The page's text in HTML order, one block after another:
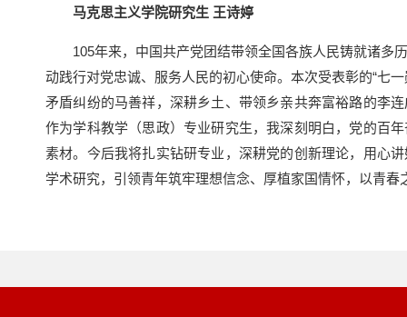
马克思主义学院研究生 王诗婷
105年来，中国共产党团结带领全国各族人民铸就诸多
动践行对党忠诚、服务人民的初心使命。本次受表彰的“七
矛盾纠纷的马善祥，深耕乡土、带领乡亲共奔富裕路的李
作为学科教学（思政）专业研究生，我深刻明白，党的百
素材。今后我将扎实钻研专业，深耕党的创新理论，用心
学术研究，引领青年筑牢理想信念、厚植家国情怀，以青